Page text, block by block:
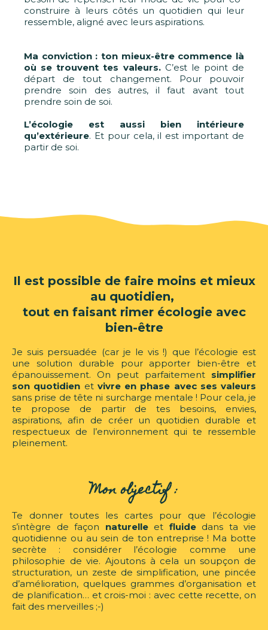
construire à leurs côtés un quotidien qui leur
ressemble, aligné avec leurs aspirations.
Ma conviction : ton mieux-être commence là
où se trouvent tes valeurs.C’est le point de
départ de tout changement. Pour pouvoir
prendre soin des autres, il faut avant tout
prendre soin de soi.
L’écologie est aussi bien intérieure
qu’extérieure. Et pour cela, il est important de
partir de soi.
Il est possible de faire moins et mieux
au quotidien,
tout en faisant rimer écologie avec
bien-être
Je suis persuadée (car je le vis !) que l’écologie est
une solution durable pour apporter bien-être et
épanouissement. On peut parfaitement simplifier
son quotidien et vivre en phase avec ses valeurs
sans prise de tête ni surcharge mentale ! Pour cela, je
te propose de partir de tes besoins, envies,
aspirations, afin de créer un quotidien durable et
respectueux de l’environnement qui te ressemble
pleinement.
Mon objectif :
Te donner toutes les cartes pour que l’écologie
s’intègre de façon naturelleet fluidedans ta vie
quotidienne ou au sein de ton entreprise ! Ma botte
secrète : considérer l’écologie comme une
philosophie de vie. Ajoutons à cela un soupçon de
structuration, un zeste de simplification, une pincée
d’amélioration, quelques grammes d’organisation et
de planification… et crois-moi : avec cette recette, on
fait des merveilles ;-)